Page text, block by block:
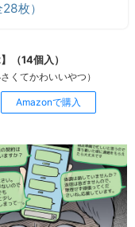
枚）
（14個入）
くてかわいいやつ）
Amazonで購入